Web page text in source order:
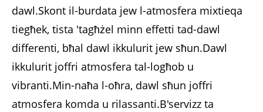
dawl.Skont il-burdata jew l-atmosfera mixtieqa
tiegħek, tista 'tagħżel minn effetti tad-dawl
differenti, bħal dawl ikkulurit jew sħun.Dawl
ikkulurit joffri atmosfera tal-logħob u
vibranti.Min-naħa l-oħra, dawl sħun joffri
atmosfera komda u rilassanti.B'servizz ta